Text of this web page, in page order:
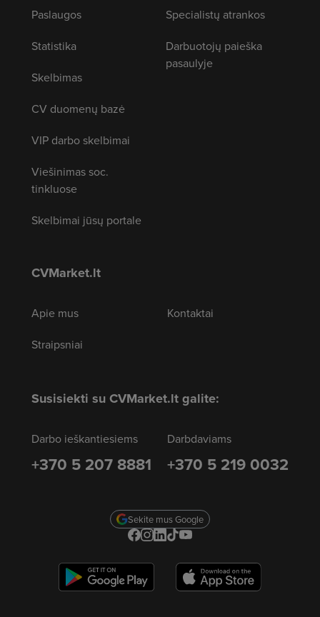
Paslaugos
Statistika
Skelbimas
CV duomenų bazė
VIP darbo skelbimai
Viešinimas soc.
tinkluose
Skelbimai jūsų portale
Specialistų atrankos
Darbuotojų paieška
pasaulyje
CVMarket.lt
Apie mus
Straipsniai
Kontaktai
Susisiekti su CVMarket.lt galite:
Darbo ieškantiesiems
+370 5 207 8881
Darbdaviams
+370 5 219 0032
Sekite mus Google